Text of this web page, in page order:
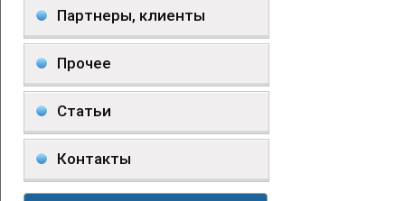
Партнеры, клиенты
Прочее
Статьи
Контакты